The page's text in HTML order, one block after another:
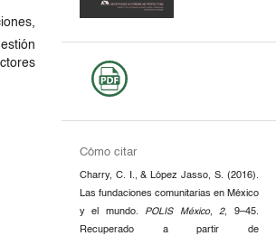
Cómo citar
Charry, C. I., & López Jasso, S. (2016).
Las fundaciones comunitarias en México
y el mundo. POLIS México, 2, 9–45.
Recuperado a partir de